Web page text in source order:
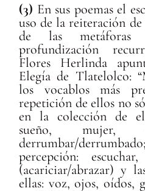
(3) En sus poemas el
uso de la reiteración de
de las
profundización
Flores Herlinda
Elegía de Tlatelolco:
los vocablos más
repetición de ellos no
en la colección de
sueño, mujer,
derrumbar/
percepción:
(acariciar/abrazar) y
ellas: voz, ojos, oídos,